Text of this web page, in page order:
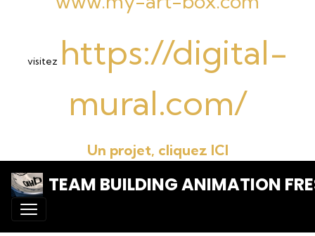
visitez https://digital-
mural.com/
Un projet, cliquez ICI
TEAM BUILDING ANIMATION